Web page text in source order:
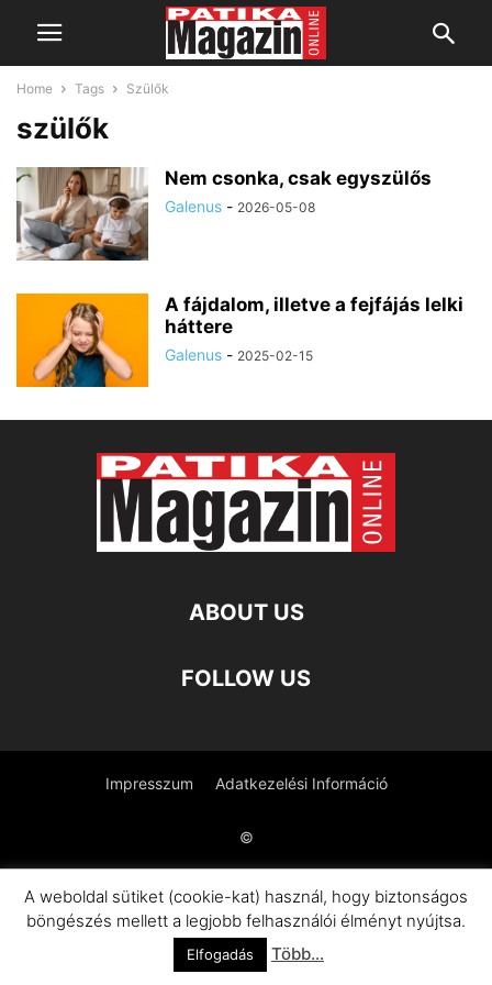
Home Tags Szülők
szülők
Nem csonka, csak egyszülős
Galenus - 2026-05-08
A fájdalom, illetve a fejfájás lelki
háttere
Galenus - 2025-02-15
ABOUT US
FOLLOW US
Impresszum Adatkezelési Információ
©
A weboldal sütiket (cookie-kat) használ, hogy biztonságos
böngészés mellett a legjobb felhasználói élményt nyújtsa.
Elfogadás Több...